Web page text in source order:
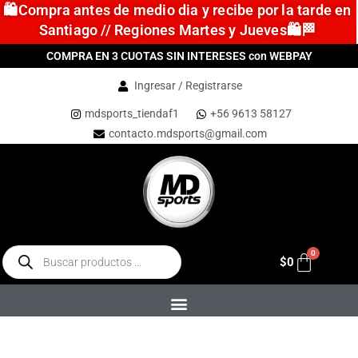
🛍️Compra antes de medio dia y recibe por la tarde en
Santiago // Regiones Martes y Jueves🛍️🏁
COMPRA EN 3 CUOTAS SIN INTERESES con WEBPAY
Ingresar / Registrarse
mdsports_tiendaf1
+56 9613 58127
contacto.mdsports@gmail.com
$0